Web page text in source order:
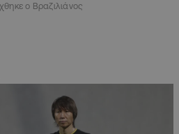
ο Βραζιλιάνος